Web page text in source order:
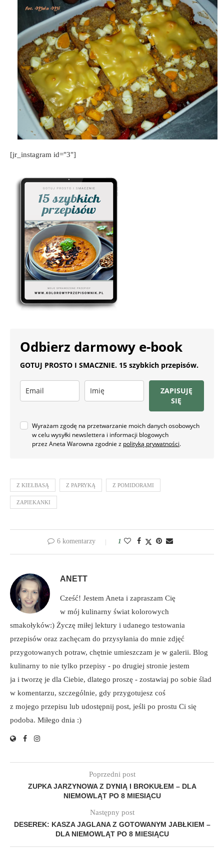
[jr_instagram id="3"]
Odbierz darmowy e-book
GOTUJ PROSTO I SMACZNIE. 15 szybkich przepisów.
ZAPISUJĘ
SIĘ
Wyrażam zgodę na przetwarzanie moich danych osobowych
w celu wysyłki newslettera i informacji blogowych
przez Aneta Warowna zgodnie z polityką prywatności.
Z KIEŁBASĄ Z PAPRYKĄ Z POMIDORAMI
ZAPIEKANKI
6 komentarzy 1
ANETT
Cześć! Jestem Aneta i zapraszam Cię
w mój kulinarny świat kolorowych
smakołyków:) Życzę miłej lektury i udanego testowania
przepisów oraz zachęcam do przysyłania do mnie zdjęć
przygotowanych potraw, chętnie umieszczam je w galerii. Blog
kulinarny to nie tylko przepisy - po drugiej stronie jestem
ja i tworzę je dla Ciebie, dlatego proszę - zostawiaj po sobie ślad
w komentarzu, szczególnie, gdy przygotujesz coś
z mojego przepisu lub udostępnij post, jeśli po prostu Ci się
podoba. Miłego dnia :)
Poprzedni post
ZUPKA JARZYNOWA Z DYNIĄ I BROKUŁEM – DLA
NIEMOWLĄT PO 8 MIESIĄCU
Następny post
DESEREK: KASZA JAGLANA Z GOTOWANYM JABŁKIEM –
DLA NIEMOWLĄT PO 8 MIESIĄCU